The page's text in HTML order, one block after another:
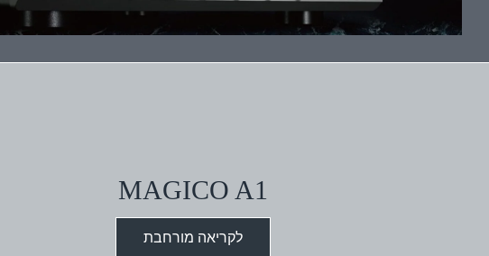
MAGICO A1
לקריאה מורחבת